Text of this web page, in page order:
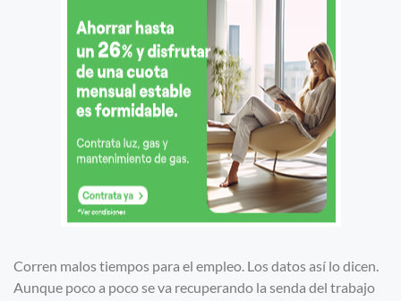
Corren malos tiempos para el empleo. Los datos así lo dicen.
Aunque poco a poco se va recuperando la senda del trabajo